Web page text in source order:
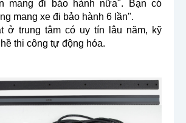
mang đi bảo hành nữa". Bạn có
mang xe đi bảo hành 6 lần".
ở trung tâm có uy tín lâu năm, kỹ
thi công tự động hóa.